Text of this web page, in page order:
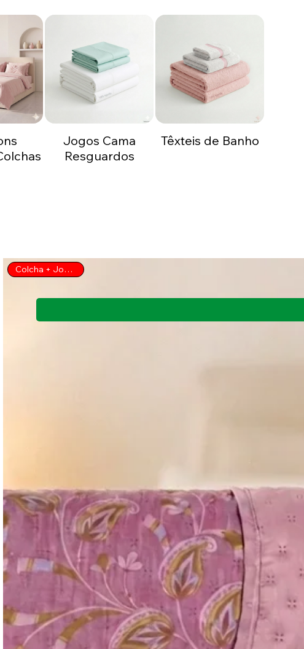
Colchas
Jogos Cama
Resguardos
Têxteis de Banho
Colcha + Jogo Cama